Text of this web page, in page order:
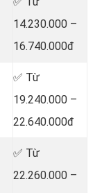
14.230.000 –
16.740.000đ
✅ Từ
19.240.000 –
22.640.000đ
✅ Từ
22.260.000 –